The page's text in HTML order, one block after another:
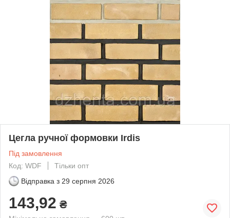
Цегла ручної формовки Irdis
Під замовлення
Код: WDF
Тільки опт
Відправка з 29 серпня 2026
143,92 ₴